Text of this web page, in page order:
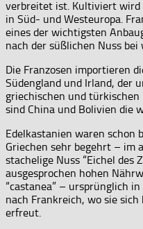
verbreitet ist. Kultiviert wird
in Süd- und Westeuropa.
eines der wichtigsten
nach der süßlichen Nuss
Die Franzosen importieren
Südengland und Irland, der
griechischen und
sind China und Bolivien die
Edelkastanien waren schon
Griechen sehr begehrt – im
stachelige Nuss “Eichel des
ausgesprochen hohen
“castanea” – ursprünglich
nach Frankreich, wo sie
erfreut.